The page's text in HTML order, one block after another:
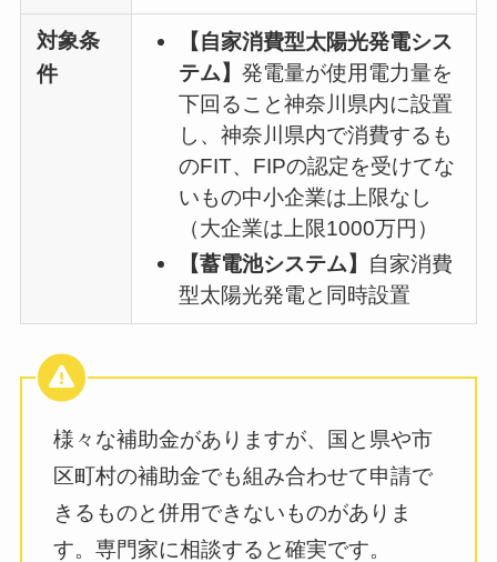
対象条
件
【自家消費型太陽光発電シス
テム】発電量が使用電力量を
下回ること神奈川県内に設置
し、神奈川県内で消費するも
のFIT、FIPの認定を受けてな
いもの中小企業は上限なし
（大企業は上限1000万円）
【蓄電池システム】 自家消費
型太陽光発電と同時設置
様々な補助金がありますが、国と県や市
区町村の補助金でも組み合わせて申請で
きるものと併用できないものがありま
す。専門家に相談すると確実です。